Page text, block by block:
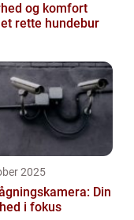
og komfort
rette hundebur
2025
Din
i fokus